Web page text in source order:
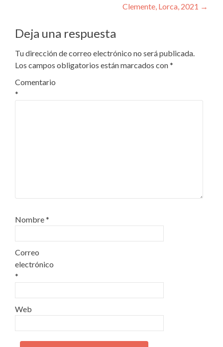
Clemente, Lorca, 2021 →
Deja una respuesta
Tu dirección de correo electrónico no será publicada.
Los campos obligatorios están marcados con*
Comentario
*
Nombre*
Correo
electrónico
*
Web